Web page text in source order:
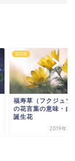
花言葉
福寿草（フクジュソ
の花言葉の意味・由
誕生花
2019年3